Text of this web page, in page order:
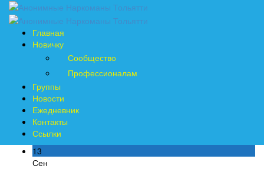
Главная
Новичку
Сообщество
Профессионалам
Группы
Новости
Ежедневник
Контакты
Ссылки
13
Сен